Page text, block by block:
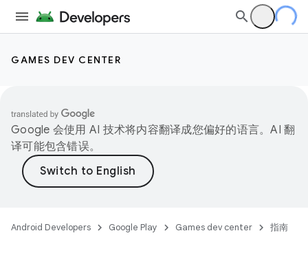
GAMES DEV CENTER
Google 会使用 AI 技术将内容翻译成您偏好的语言。AI 翻
译可能包含错误。
Android Developers Google Play Games dev center 指南